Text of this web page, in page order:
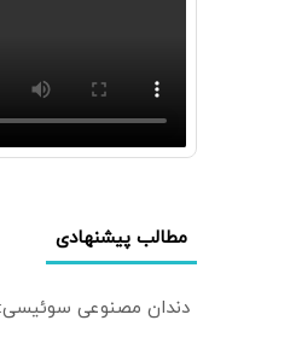
مطالب پیشنهادی
دندان مصنوعی